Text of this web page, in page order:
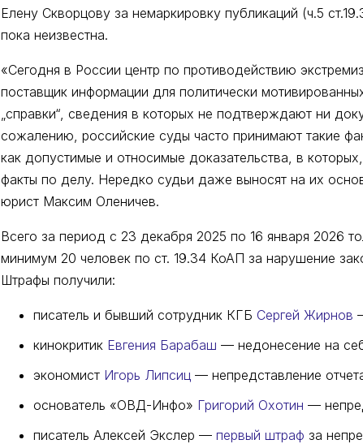
Елену Скворцову за немаркировку публикаций (ч.5
пока неизвестна.
«Сегодня в России центр по противодействию
поставщик информации для политически
„справки“, сведения в которых не подтверждают ни
сожалению, российские суды часто принимают такие
как допустимые и относимые доказательства, в
факты по делу. Нередко судьи даже выносят на их
юрист Максим Оленичев.
Всего за период с 23 декабря 2025 по 16 января 2026
минимум 20 человек по ст. 19.34 КоАП за нарушение
Штрафы получили:
писатель и бывший сотрудник КГБ Сергей Жирнов
кинокритик Евгения Барабаш — недонесение на
экономист Игорь Липсиц — непредставление
основатель «ОВД-Инфо» Григорий Охотин —
писатель Алексей Экслер — первый штраф за